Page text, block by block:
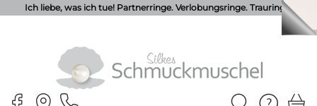
Ich liebe, was ich tue! Partnerringe. Verlobungsringe. Trauringe.